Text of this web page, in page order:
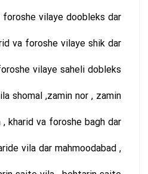
foroshe vilaye doobleks dar
va foroshe vilaye shik dar
vilaye saheli dobleks
shomal ,zamin nor , zamin
kharid va foroshe bagh dar
vila dar mahmoodabad ,